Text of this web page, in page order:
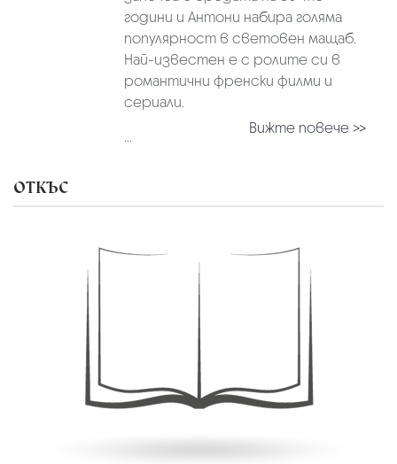
години и Антони набира голяма
популярност в световен мащаб.
Най-известен е с ролите си в
романтични френски филми и
сериали.
...
Вижте повече >>
ОТКЪС